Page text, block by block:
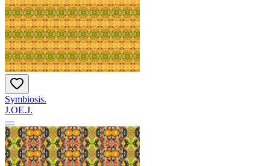
Symbiosis.
J.OE.J.
—